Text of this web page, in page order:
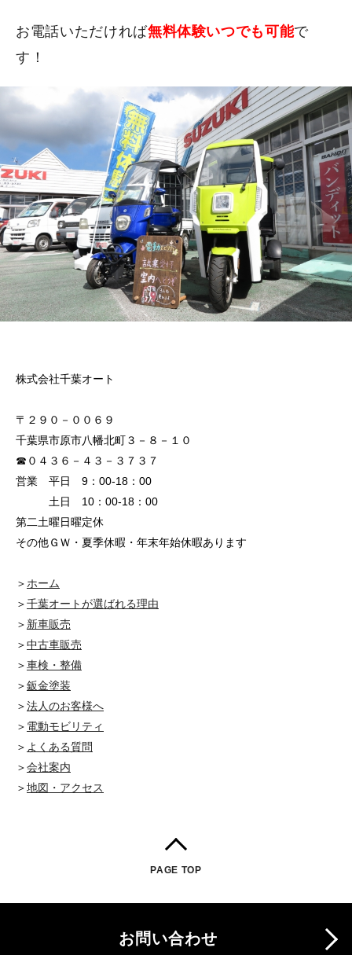
お電話いただければ無料体験いつでも可能で
す！
株式会社千葉オート
〒２９０－００６９
千葉県市原市八幡北町３－８－１０
☎０４３６－４３－３７３７
営業 平日 9：00-18：00
土日 10：00-18：00
第二土曜日曜定休
その他ＧＷ・夏季休暇・年末年始休暇あります
＞ ホーム
＞千葉オートが選ばれる理由
＞ 新車販売
＞中古車販売
＞車検・整備
＞鈑金塗装
＞法人のお客様へ
＞ 電動モビリティ
＞ よくある質問
＞会社案内
＞地図・アクセス
PAGE TOP
お問い合わせ